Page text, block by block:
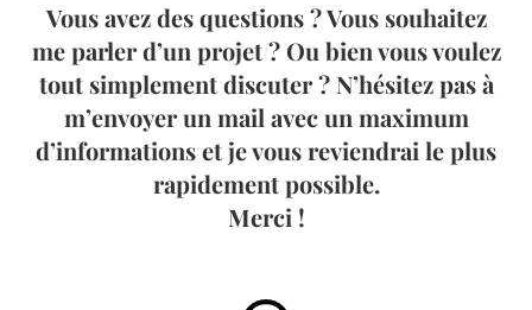
Vous avez des questions ? Vous souhaitez
me parler d’un projet ? Ou bien vous voulez
tout simplement discuter ? N’hésitez pas à
m’envoyer un mail avec un maximum
d’informations et je vous reviendrai le plus
rapidement possible.
Merci !